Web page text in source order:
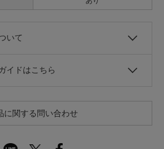
いて
イドはこちら
に関する問い合わせ